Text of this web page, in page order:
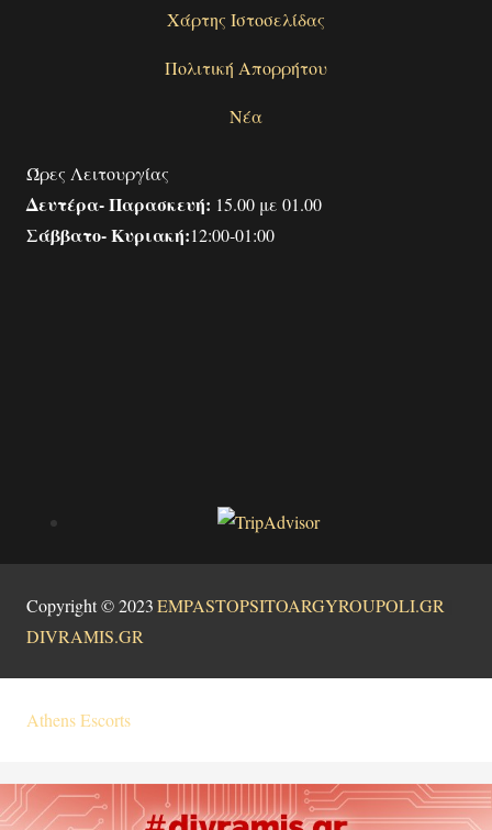
Χάρτης Ιστοσελίδας
Πολιτική Απορρήτου
Νέα
Ώρες Λειτουργίας
Δευτέρα- Παρασκευή: 15.00 με 01.00
Σάββατο- Κυριακή:12:00-01:00
Copyright © 2023EMPASTOPSITOARGYROUPOLI.GR
DIVRAMIS.GR
Athens Escorts